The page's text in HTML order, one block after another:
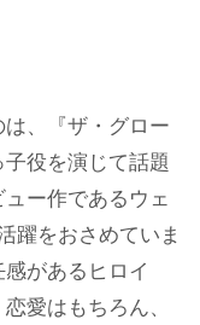
、『ザ・グロー
役を演じて話題
ー作であるウェ
躍をおさめていま
があるヒロイ
愛はもちろん、